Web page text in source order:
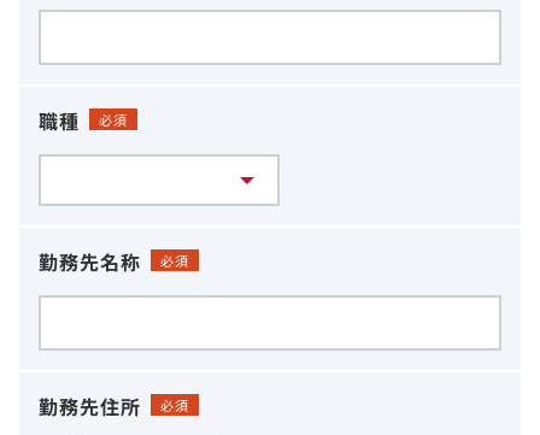
職種 必須
勤務先名称 必須
勤務先住所 必須